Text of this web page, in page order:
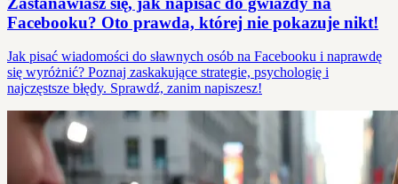
Facebooku? Oto prawda, której nie pokazuje nikt!
Jak pisać wiadomości do sławnych osób na Facebooku i naprawdę
się wyróżnić? Poznaj zaskakujące strategie, psychologię i
najczęstsze błędy. Sprawdź, zanim napiszesz!